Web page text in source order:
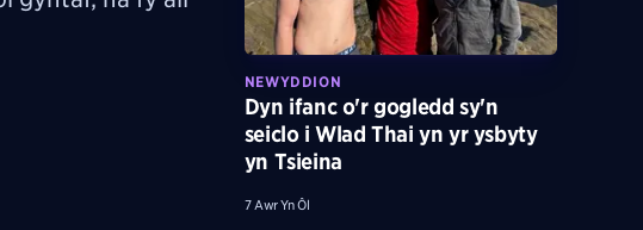
NEWYDDION
Dyn ifanc o'r gogledd sy'n
seiclo i Wlad Thai yn yr ysbyty
yn Tsieina
7 Awr Yn Ôl